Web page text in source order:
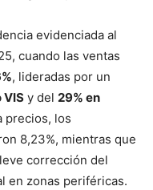
evidenciada al
cuando las ventas
, lideradas por un
VIS y del 29% en
precios, los
8,23%, mientras que
corrección del
en zonas periféricas.